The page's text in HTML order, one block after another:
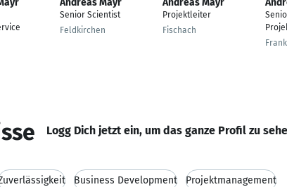
Andreas Mayr
Senior Scientist
Feldkirchen
Andreas Mayr
Projektleiter
Fischach
Logg Dich jetzt ein, um das ganze Profil zu
Business Development Projektmanagement